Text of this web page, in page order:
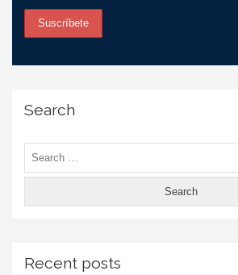
Search
Search
Recent posts